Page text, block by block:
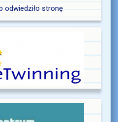
odwiedziło stronę